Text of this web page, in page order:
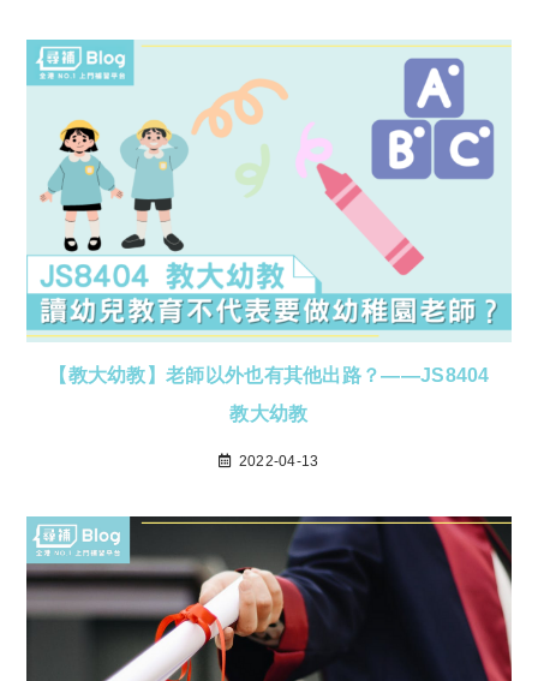
【教大幼教】老師以外也有其他出路？——JS8404
教大幼教
2022-04-13